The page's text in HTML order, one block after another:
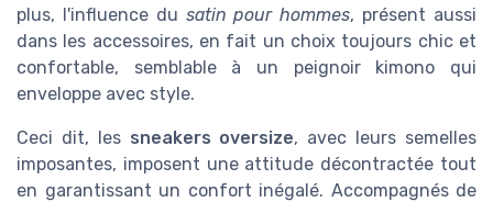
plus, l'influence du satin pour hommes, présent aussi
dans les accessoires, en fait un choix toujours chic et
confortable, semblable à un peignoir kimono qui
enveloppe avec style.
Ceci dit, les sneakers oversize, avec leurs semelles
imposantes, imposent une attitude décontractée tout
en garantissant un confort inégalé. Accompagnés de